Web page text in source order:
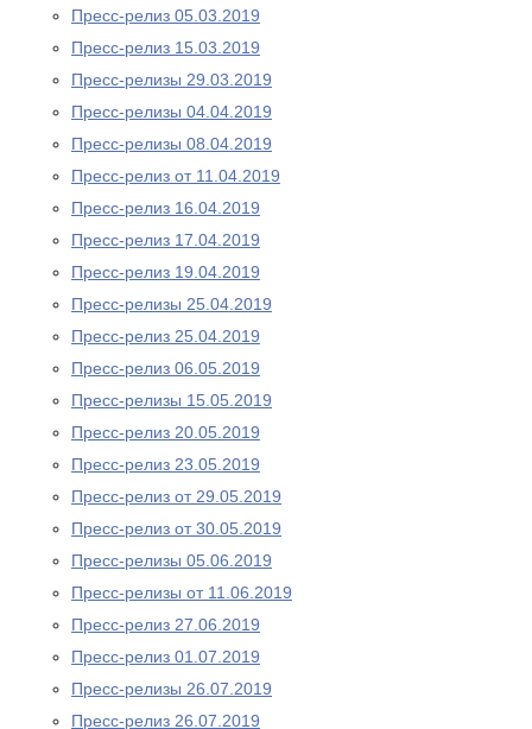
Пресс-релиз 05.03.2019
Пресс-релиз 15.03.2019
Пресс-релизы 29.03.2019
Пресс-релизы 04.04.2019
Пресс-релизы 08.04.2019
Пресс-релиз от 11.04.2019
Пресс-релиз 16.04.2019
Пресс-релиз 17.04.2019
Пресс-релиз 19.04.2019
Пресс-релизы 25.04.2019
Пресс-релиз 25.04.2019
Пресс-релиз 06.05.2019
Пресс-релизы 15.05.2019
Пресс-релиз 20.05.2019
Пресс-релиз 23.05.2019
Пресс-релиз от 29.05.2019
Пресс-релиз от 30.05.2019
Пресс-релизы 05.06.2019
Пресс-релизы от 11.06.2019
Пресс-релиз 27.06.2019
Пресс-релиз 01.07.2019
Пресс-релизы 26.07.2019
Пресс-релиз 26.07.2019